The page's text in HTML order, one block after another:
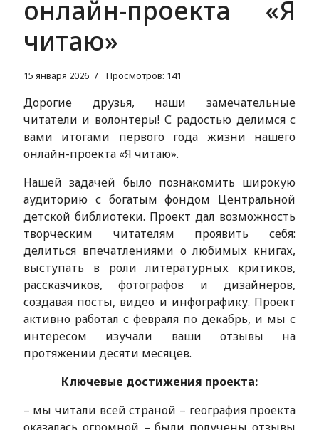
онлайн-проекта «Я
читаю»
15 января 2026 Просмотров: 141
Дорогие друзья, наши замечательные
читатели и волонтеры! С радостью делимся с
вами итогами первого года жизни нашего
онлайн-проекта «Я читаю».
Нашей задачей было познакомить широкую
аудиторию с богатым фондом Центральной
детской библиотеки. Проект дал возможность
творческим читателям проявить себя:
делиться впечатлениями о любимых книгах,
выступать в роли литературных критиков,
рассказчиков, фотографов и дизайнеров,
создавая посты, видео и инфографику. Проект
активно работал с февраля по декабрь, и мы с
интересом изучали ваши отзывы на
протяжении десяти месяцев.
Ключевые достижения проекта:
– мы читали всей страной – география проекта